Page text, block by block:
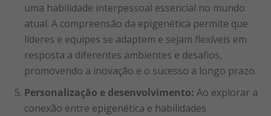
uma habilidade interpessoal essencial no mundo
atual. A compreensão da epigenética permite que
líderes e equipes se adaptem e sejam flexíveis em
resposta a diferentes ambientes e desafios,
promovendo a inovação e o sucesso a longo prazo.
Personalização e desenvolvimento: Ao explorar a
conexão entre epigenética e habilidades